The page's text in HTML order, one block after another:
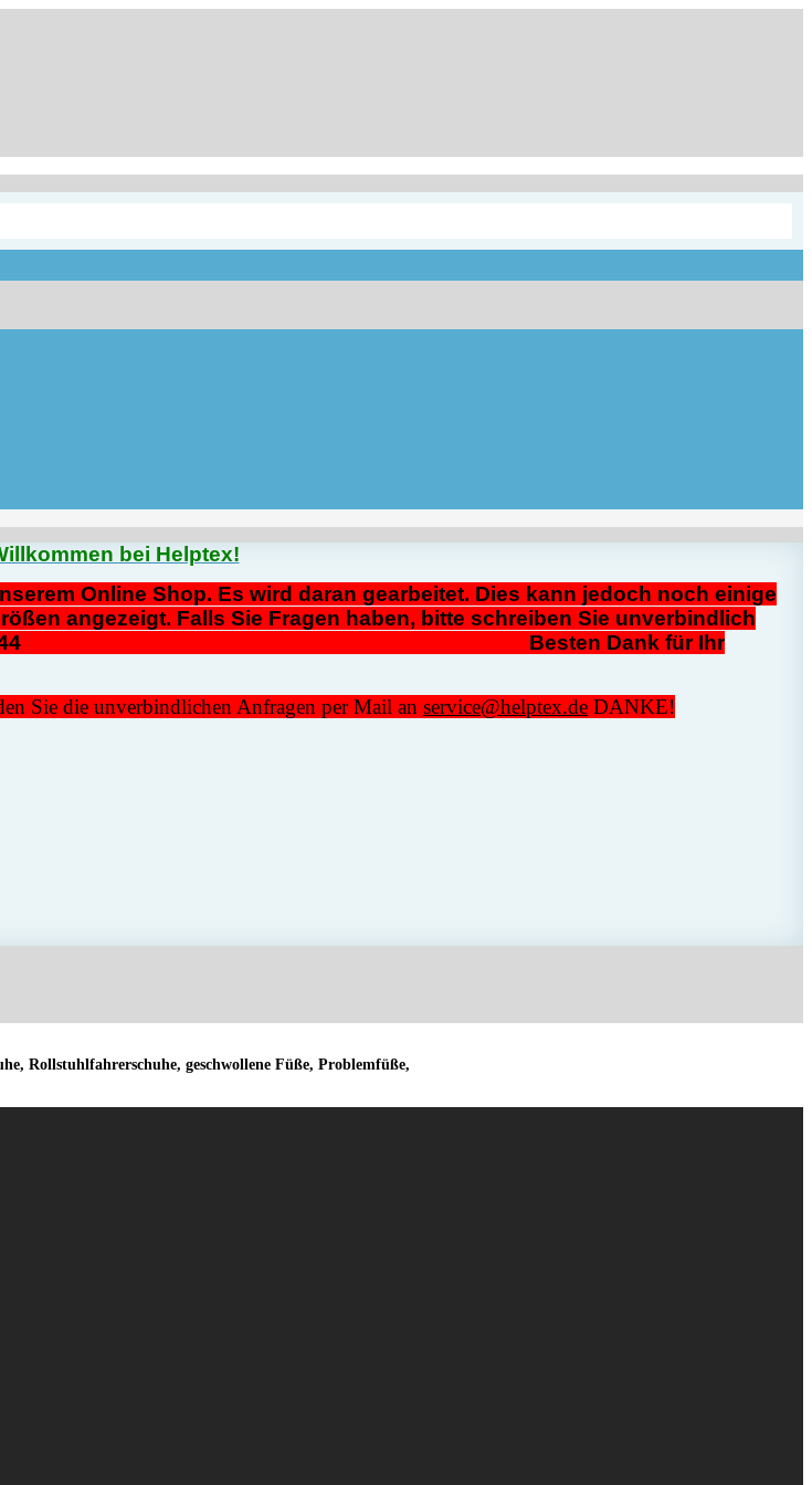
bei Helptex!
Online Shop. Es wird daran gearbeitet. Dies kann jedoch noch einige
angezeigt. Falls Sie Fragen haben, bitte schreiben Sie unverbindlich
/ 06228 913144 Besten Dank für Ihr
Sie die unverbindlichen Anfragen per Mail an service@helptex.de DANKE!
Rollstuhlfahrerschuhe, geschwollene Füße, Problemfüße,